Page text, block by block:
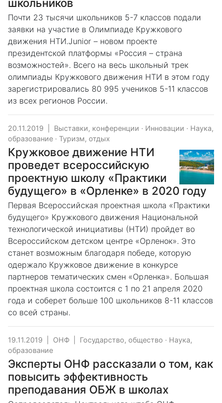
школьников
Почти 23 тысячи школьников 5-7 классов подали
заявки на участие в Олимпиаде Кружкового
движения НТИ.Junior – новом проекте
президентской платформы «Россия – страна
возможностей». Всего на весь школьный трек
олимпиады Кружкового движения НТИ в этом году
зарегистрировались 80 995 учеников 5-11 классов
из всех регионов России.
20.11.2019 Выставки, конференции · Инновации · Наука,
образование · Туризм, отдых
Кружковое движение НТИ
проведет всероссийскую
проектную школу «Практики
будущего» в «Орленке» в 2020 году
Первая Всероссийская проектная школа «Практики
будущего» Кружкового движения Национальной
технологической инициативы (НТИ) пройдет во
Всероссийском детском центре «Орленок». Это
станет возможным благодаря победе, которую
одержало Кружковое движение в конкурсе
партнеров тематических смен «Орленка». Большая
проектная школа состоится с 1 по 21 апреля 2020
года и соберет больше 100 школьников 8-11 классов
со всей страны.
19.11.2019 ОНФ Государство, общество · Наука,
образование
Эксперты ОНФ рассказали о том, как
повысить эффективность
преподавания ОБЖ в школах